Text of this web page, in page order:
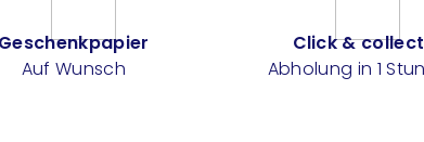
Geschenkpapier
Auf Wunsch
Click & collect
Abholung in 1